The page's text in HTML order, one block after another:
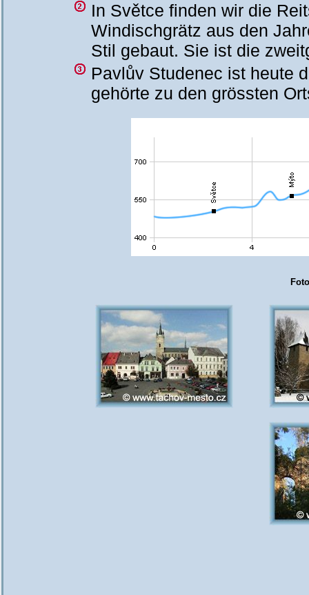
In Světce finden wir die
Windischgrätz aus den
Stil gebaut. Sie ist die
Pavlův Studenec ist heute
gehörte zu den grössten